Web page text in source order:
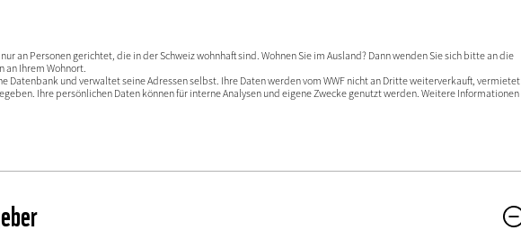
an Personen gerichtet, die in der Schweiz wohnhaft sind. Wohnen Sie im Ausland? Dann wenden Sie sich bitte an die
an Ihrem Wohnort.
Datenbank und verwaltet seine Adressen selbst. Ihre Daten werden vom WWF nicht an Dritte weiterverkauft, vermietet
Ihre persönlichen Daten können für interne Analysen und eigene Zwecke genutzt werden. Weitere Informationen